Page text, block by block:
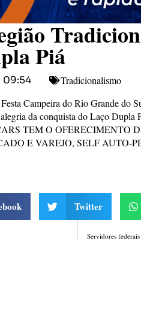
Piá
09:54
Tradicionalismo
Campeira do Rio Grande do
da conquista do Laço Dupla
TEM O OFERECIMENTO
E VAREJO, SELF AUTO-
Twitter
Servidores